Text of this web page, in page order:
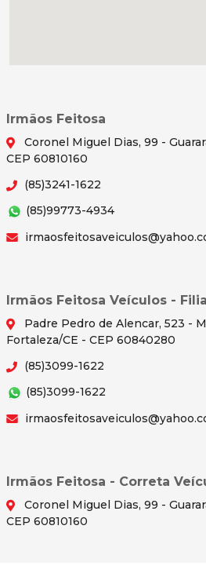
Irmãos Feitosa
Coronel Miguel Dias, 99 -
CEP 60810160
(85)3241-1622
(85)99773-4934
Irmãos Feitosa Veículos -
Padre Pedro de Alencar, 523 -
Fortaleza/CE - CEP 60840280
(85)3099-1622
(85)3099-1622
Irmãos Feitosa - Correta
Coronel Miguel Dias, 99 -
CEP 60810160